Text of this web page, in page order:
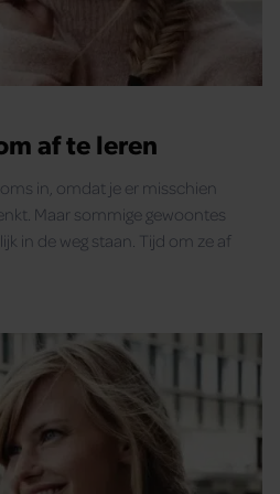
af te leren
in, omdat je er misschien
Maar sommige gewoontes
in de weg staan. Tijd om ze af